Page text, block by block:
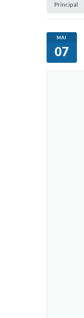
Principal
MAI
07